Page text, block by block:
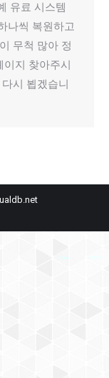
유료 시스템
나씩 복원하고
무척 많아 정
이지 찾아주시
시 뵙겠습니